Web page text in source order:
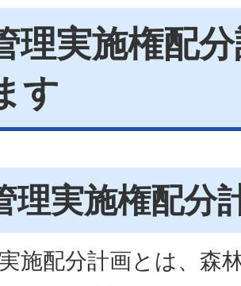
理実施権配
す
理実施権配分
施配分計画とは、森